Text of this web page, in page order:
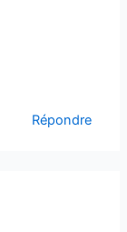
Répondre